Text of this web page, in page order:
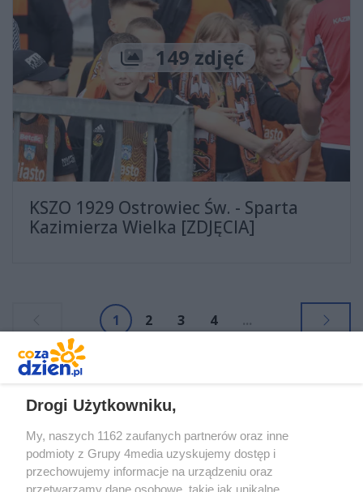
Liczba zdjęć
149 zdjęć
KSZO 1929 Ostrowiec Św. - Sparta
Kazimierza Wielka [ZDJĘCIA]
1 2 3 4 ...
Drogi Użytkowniku,
My, naszych 1162 zaufanych partnerów oraz inne
podmioty z Grupy 4media uzyskujemy dostęp i
przechowujemy informacje na urządzeniu oraz
przetwarzamy dane osobowe, takie jak unikalne